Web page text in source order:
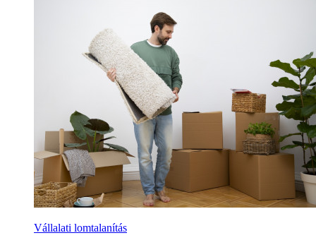
Vállalati lomtalanítás